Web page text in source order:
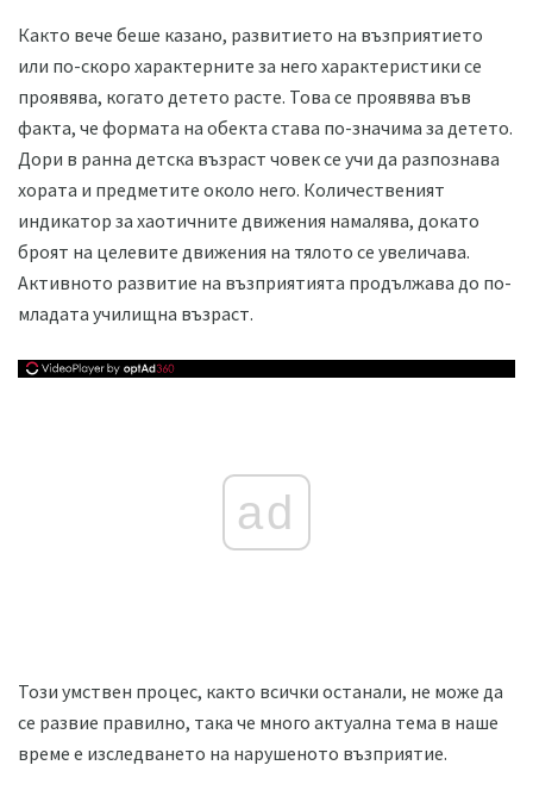
Както вече беше казано, развитието на възприятието
или по-скоро характерните за него характеристики се
проявява, когато детето расте. Това се проявява във
факта, че формата на обекта става по-значима за детето.
Дори в ранна детска възраст човек се учи да разпознава
хората и предметите около него. Количественият
индикатор за хаотичните движения намалява, докато
броят на целевите движения на тялото се увеличава.
Активното развитие на възприятията продължава до по-
младата училищна възраст.
ad
Този умствен процес, както всички останали, не може да
се развие правилно, така че много актуална тема в наше
време е изследването на нарушеното възприятие.